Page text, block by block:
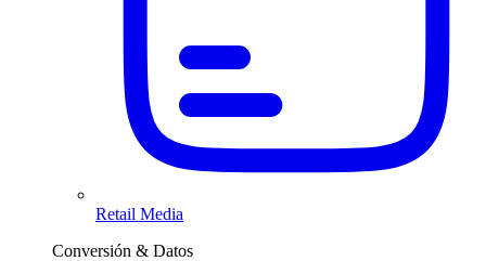
Retail Media
Conversión & Datos